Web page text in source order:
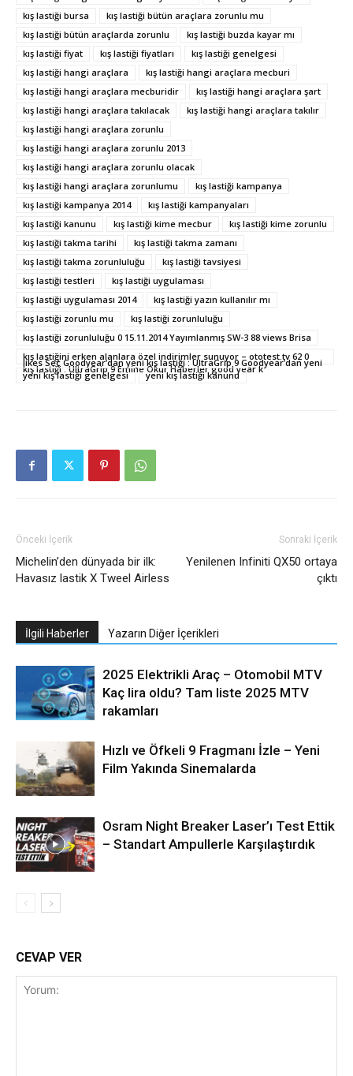
kış lastiği bursa
kış lastiği bütün araçlara zorunlu mu
kış lastiği bütün araçlarda zorunlu
kış lastiği buzda kayar mı
kış lastiği fiyat
kış lastiği fiyatları
kış lastiği genelgesi
kış lastiği hangi araçlara
kış lastiği hangi araçlara mecburi
kış lastiği hangi araçlara mecburidir
kış lastiği hangi araçlara şart
kış lastiği hangi araçlara takılacak
kış lastiği hangi araçlara takılır
kış lastiği hangi araçlara zorunlu
kış lastiği hangi araçlara zorunlu 2013
kış lastiği hangi araçlara zorunlu olacak
kış lastiği hangi araçlara zorunlumu
kış lastiği kampanya
kış lastiği kampanya 2014
kış lastiği kampanyaları
kış lastiği kanunu
kış lastiği kime mecbur
kış lastiği kime zorunlu
kış lastiği takma tarihi
kış lastiği takma zamanı
kış lastiği takma zorunluluğu
kış lastiği tavsiyesi
kış lastiği testleri
kış lastiği uygulaması
kış lastiği uygulaması 2014
kış lastiği yazın kullanılır mı
kış lastiği zorunlu mu
kış lastiği zorunluluğu
kış lastiği zorunluluğu 0 15.11.2014 Yayımlanmış SW-3 88 views Brisa
kış lastiğini erken alanlara özel indirimler sunuyor – ototest.tv 62 0
likes Seç Goodyear’dan yeni kış lastiği : UltraGrip 9 Goodyear’dan yeni
kış lastiği : UltraGrip 9 Emine Okur Haberler good year k
yeni kış lastiği genelgesi yeni kış lastiği kanunu
Önceki İçerik
Michelin’den dünyada bir ilk:
Havasız lastik X Tweel Airless
Sonraki İçerik
Yenilenen Infiniti QX50 ortaya
çıktı
İlgili Haberler Yazarın Diğer İçerikleri
2025 Elektrikli Araç – Otomobil MTV
Kaç lira oldu? Tam liste 2025 MTV
rakamları
Hızlı ve Öfkeli 9 Fragmanı İzle – Yeni
Film Yakında Sinemalarda
Osram Night Breaker Laser’ı Test Ettik
– Standart Ampullerle Karşılaştırdık
CEVAP VER